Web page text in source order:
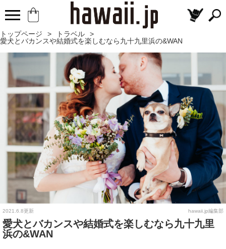
トップページ > トラベル
>
愛犬とバカンスや結婚式を楽しむなら九十九里浜の&WAN
2021.6.8更新 hawaii.jp編集部
愛犬とバカンスや結婚式を楽しむなら九十九里
浜の&WAN